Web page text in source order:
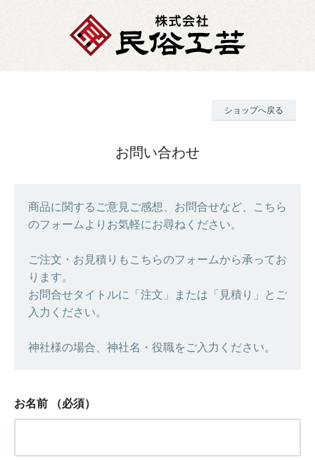
ショップへ戻る
お問い合わせ
商品に関するご意見ご感想、お問合せなど、こちら
のフォームよりお気軽にお尋ねください。
ご注文・お見積りもこちらのフォームから承ってお
ります。
お問合せタイトルに「注文」または「見積り」とご
入力ください。
神社様の場合、神社名・役職をご入力ください。
お名前 （必須）